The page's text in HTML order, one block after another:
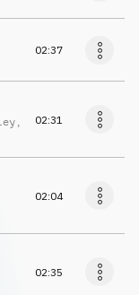
02:37
,
02:31
02:04
02:35